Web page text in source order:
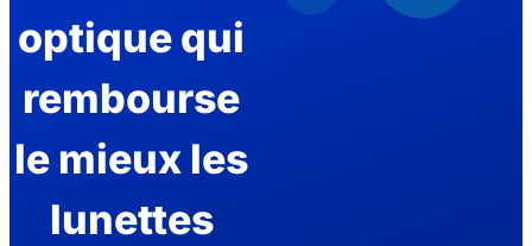
optique qui
rembourse
le mieux les
lunettes